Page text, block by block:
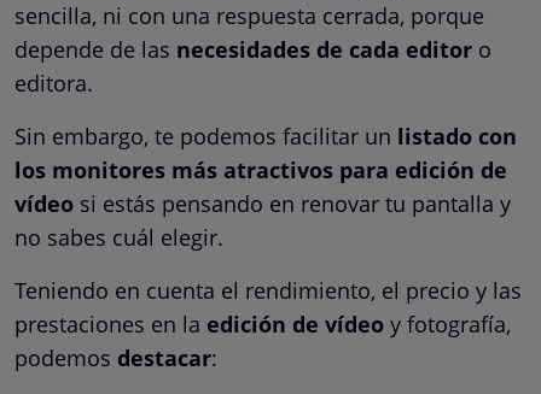
sencilla, ni con una respuesta cerrada, porque
depende de las necesidades de cada editor o
editora.
Sin embargo, te podemos facilitar un listado con
los monitores más atractivos para edición de
vídeo si estás pensando en renovar tu pantalla y
no sabes cuál elegir.
Teniendo en cuenta el rendimiento, el precio y las
prestaciones en la edición de vídeo y fotografía,
podemos destacar: